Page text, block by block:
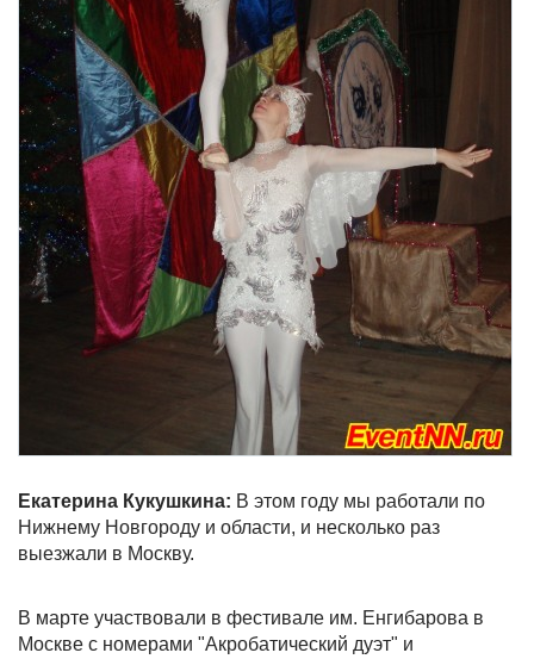
Екатерина Кукушкина: В этом году мы работали по
Нижнему Новгороду и области, и несколько раз
выезжали в Москву.
В марте участвовали в фестивале им. Енгибарова в
Москве с номерами "Акробатический дуэт" и